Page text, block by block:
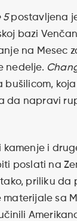
5postavljena
bazi
na Mesec
nedelje.
bušilicom,
da napravi
kamenje i
poslati na
priliku da
materijale sa